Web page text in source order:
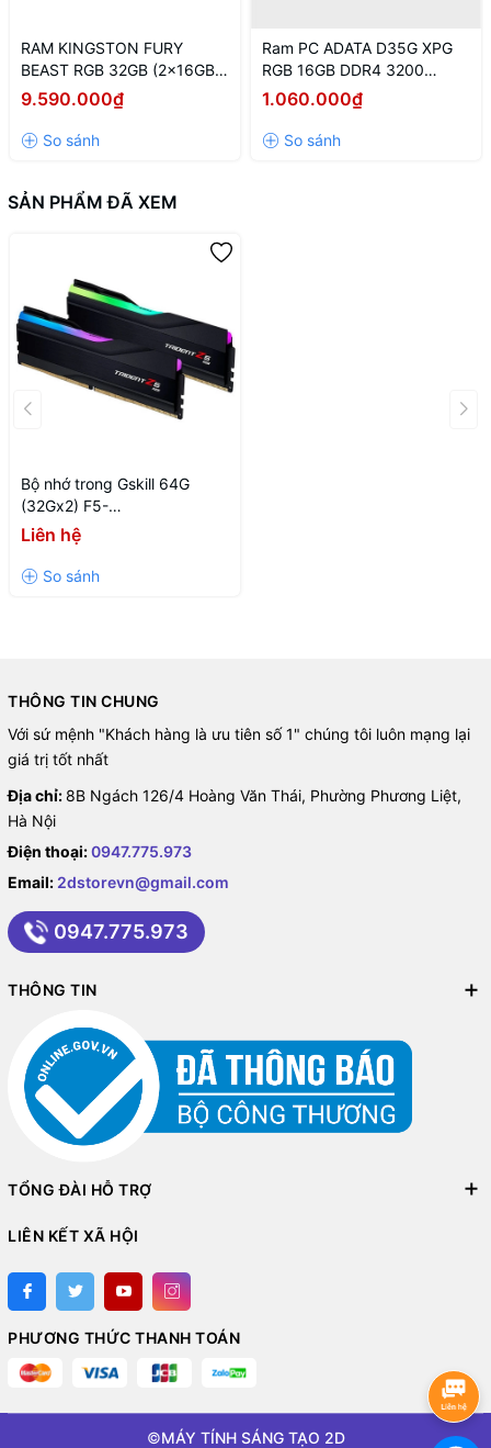
RAM KINGSTON FURY
BEAST RGB 32GB (2x16GB)
DDR5 5600Mhz
(KF556C40BBAK2-32)
9.590.000₫
Ram PC ADATA D35G XPG
RGB 16GB DDR4 3200
(AX4U320016G16A-
1.060.000₫
SẢN PHẨM ĐÃ XEM
Bộ nhớ trong Gskill 64G
(32Gx2) F5-
6000J3238G32GX2-TZ5RS
Liên hệ
THÔNG TIN CHUNG
Với sứ mệnh "Khách hàng là ưu tiên số 1" chúng tôi luôn mạng lại
giá trị tốt nhất
Địa chỉ: 8B Ngách 126/4 Hoàng Văn Thái, Phường Phương Liệt,
Hà Nội
Điện thoại:0947.775.973
Email: 2dstorevn@gmail.com
0947.775.973
THÔNG TIN
TỔNG ĐÀI HỖ TRỢ
LIÊN KẾT XÃ HỘI
PHƯƠNG THỨC THANH TOÁN
©MÁY TÍNH SÁNG TẠO 2D